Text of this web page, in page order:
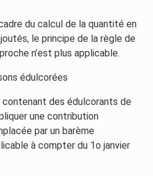
du calcul de la quantité en
le principe de la règle de
n’est plus applicable.
édulcorées
contenant des édulcorants de
une contribution
par un barème
à compter du 1o janvier